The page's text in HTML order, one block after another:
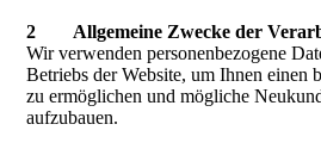
2 Allgemeine Zwecke der
Wir verwenden personenbezogene
Betriebs der Website, um Ihnen einen
zu ermöglichen und mögliche
aufzubauen.